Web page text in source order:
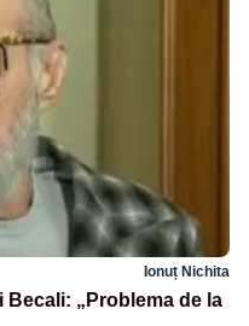
Ionuț Nichita
Becali: „Problema de la